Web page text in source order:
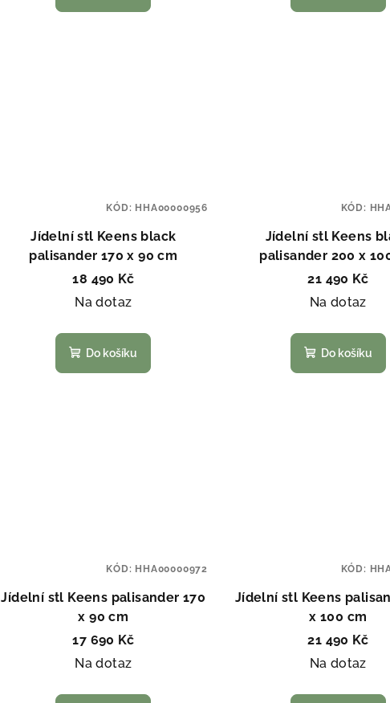
Jídelní stl Keens black
palisander 170 x 90 cm
18 490 Kč
Na dotaz
Do košíku
KÓD: HHA00000956
Jídelní stl Keens
palisander 200 x
21 490 Kč
Na dotaz
Do košíku
KÓD:
Jídelní stl Keens palisander 170
x 90 cm
17 690 Kč
Na dotaz
KÓD: HHA00000972
Jídelní stl Keens
x 100 cm
21 490 Kč
Na dotaz
KÓD: